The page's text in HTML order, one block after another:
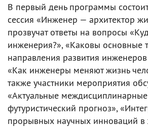
В первый день программы
сессия «Инженер — архитектор
прозвучат ответы на вопросы
инженерия?», «Каковы основные
направления развития
«Как инженеры меняют жизнь
также участники мероприятия
«Актуальные
футуристический прогноз»,
прорывных научных инноваций в